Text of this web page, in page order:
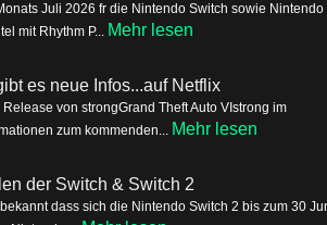
Juli 2026 fr die Nintendo Switch sowie Nintendo
mit Rhythm P... Mehr lesen
es neue Infos...auf Netflix
von strongGrand Theft Auto VIstrong im
zum kommenden... Mehr lesen
der Switch & Switch 2
dass sich die Nintendo Switch 2 bis zum 30